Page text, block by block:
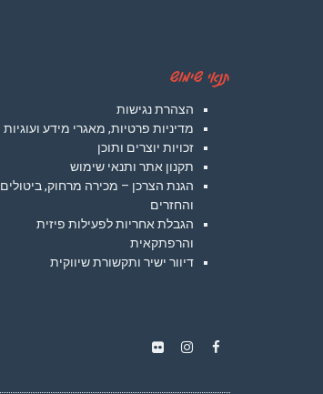
תנאי שימוש
הצהרת נגישות
מדיניות פרטיות, מאגרי מידע ועוגיות
זכויות יוצרים ותוכן
תקנון אתר ותנאי שימוש
הגנת הצרכן – מכירה מרחוק, ביטולים
והחזרים
הגבלת אחריות לפעילות פיזית
והרפתקאית
דיוור ישיר ותקשורת שיווקית